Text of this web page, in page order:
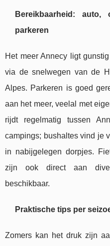
Bereikbaarheid: auto,
parkeren
Het meer Annecy ligt
via de snelwegen van de
Alpes. Parkeren is goed
aan het meer, veelal met
rijdt regelmatig tussen
campings; bushaltes vind je
in nabijgelegen dorpjes.
zijn ook direct aan
beschikbaar.
Praktische tips per
Zomers kan het druk zijn